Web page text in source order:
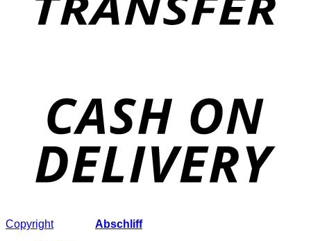
Copyright2026 © Abschliff